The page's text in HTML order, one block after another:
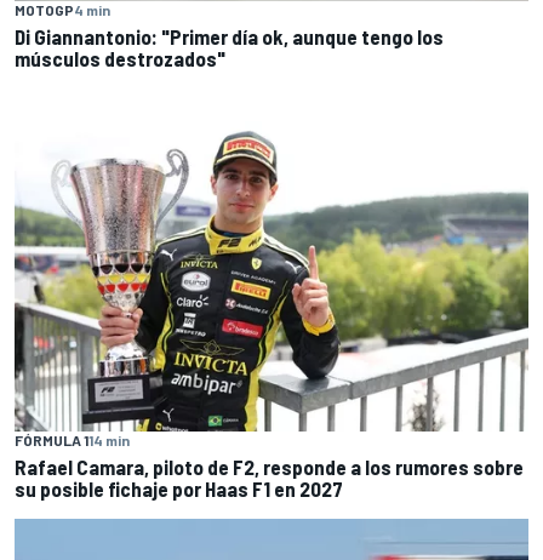
MOTOGP4 min
Di Giannantonio: "Primer día ok, aunque tengo los
músculos destrozados"
FÓRMULA 114 min
Rafael Camara, piloto de F2, responde a los rumores sobre
su posible fichaje por Haas F1 en 2027